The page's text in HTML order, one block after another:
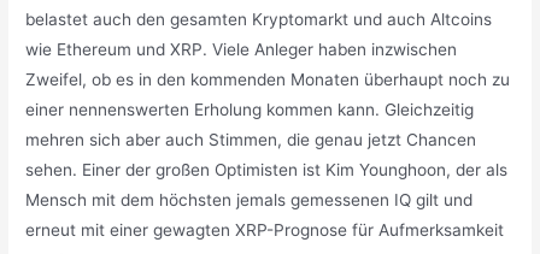
belastet auch den gesamten Kryptomarkt und auch Altcoins
wie Ethereum und XRP. Viele Anleger haben inzwischen
Zweifel, ob es in den kommenden Monaten überhaupt noch zu
einer nennenswerten Erholung kommen kann. Gleichzeitig
mehren sich aber auch Stimmen, die genau jetzt Chancen
sehen. Einer der großen Optimisten ist Kim Younghoon, der als
Mensch mit dem höchsten jemals gemessenen IQ gilt und
erneut mit einer gewagten XRP-Prognose für Aufmerksamkeit